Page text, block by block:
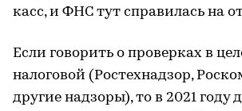
касс, и ФНС тут справилась на
Если говорить о проверках в
налоговой (Ростехнадзор,
другие надзоры), то в 2021 году